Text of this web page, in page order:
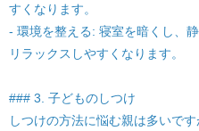
すくなります。
- 環境を整える: 寝室を暗くし、
リラックスしやすくなります。
### 3. 子どものしつけ
しつけの方法に悩む親は多いで